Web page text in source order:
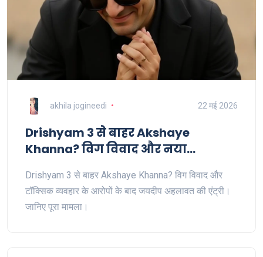
akhila jogineedi 22 मई 2026
Drishyam 3 से बाहर Akshaye
Khanna? विग विवाद और नया
Drishyam 3 से बाहर Akshaye Khanna? विग विवाद और
टॉक्सिक व्यवहार के आरोपों के बाद जयदीप अहलावत की एंट्री।
जानिए पूरा मामला।